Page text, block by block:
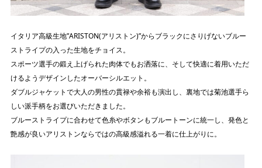
イタリア高級生地”ARISTON(アリストン)”からブラックにさりげないブルー
ストライプの入った生地をチョイス。
スポーツ選手の鍛え上げられた肉体でもお洒落に、そして快適に着用いただ
けるようデザインしたオーバーシルエット。
ダブルジャケットで大人の男性の貫禄や余裕も演出し、裏地では菊池選手ら
しい派手柄をお選びいただきました。
ブルーストライプに合わせて色糸やボタンもブルートーンに統一し、発色と
艶感が良いアリストンならではの高級感溢れる一着に仕上がりに。